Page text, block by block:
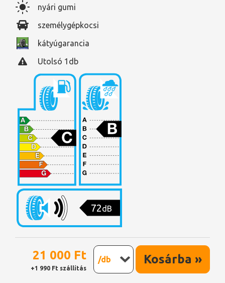
nyári gumi
személygépkocsi
kátyúgarancia
Utolsó 1db
72dB
21 000 Ft
+1 990 Ft szállítás
/db Kosárba »